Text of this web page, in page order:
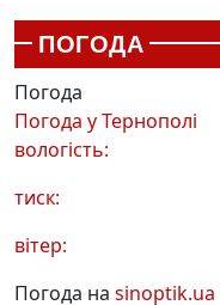
ПОГОДА
Погода
Погода уТернополі
вологість:
тиск:
вітер:
Погода на sinoptik.ua